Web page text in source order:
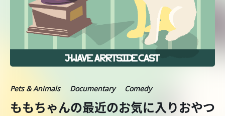
Pets & Animals Documentary Comedy
ももちゃんの最近のお気に入りおやつ